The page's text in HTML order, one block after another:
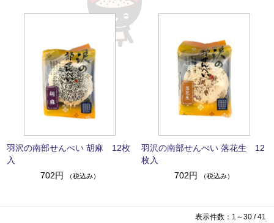
羽沢の南部せんべい 胡麻 12枚
入
702円
（税込み）
羽沢の南部せんべい 落花生 12
枚入
702円
（税込み）
表示件数：1～30 / 41